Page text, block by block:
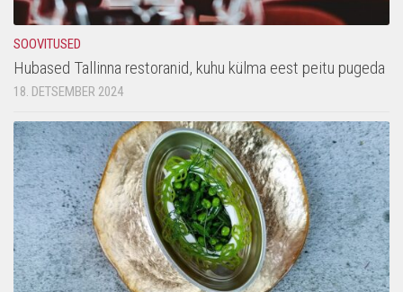
SOOVITUSED
Hubased Tallinna restoranid, kuhu külma eest peitu pugeda
18. DETSEMBER 2024